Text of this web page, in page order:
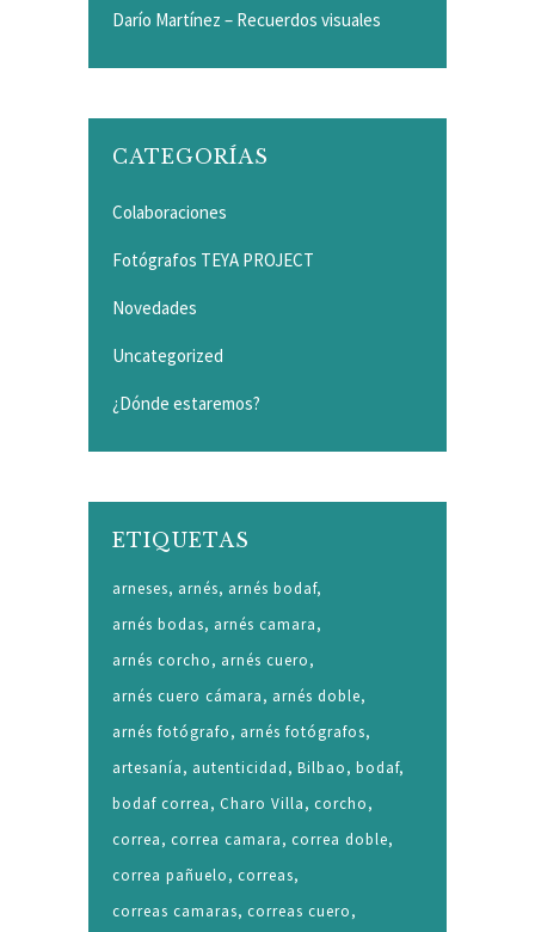
Darío Martínez – Recuerdos visuales
CATEGORÍAS
Colaboraciones
Fotógrafos TEYA PROJECT
Novedades
Uncategorized
¿Dónde estaremos?
ETIQUETAS
arneses arnés arnés bodaf
arnés bodas arnés camara
arnés corcho
arnés cuero
arnés cuero cámara
arnés doble
arnés fotógrafo
arnés fotógrafos
artesanía
autenticidad Bilbao bodaf
bodaf correa Charo Villa corcho
correa correa camara correa doble
correa pañuelo correas
correas camaras correas cuero